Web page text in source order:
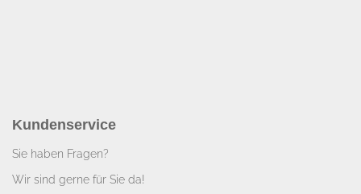
Kundenservice
Sie haben Fragen?
Wir sind gerne für Sie da!